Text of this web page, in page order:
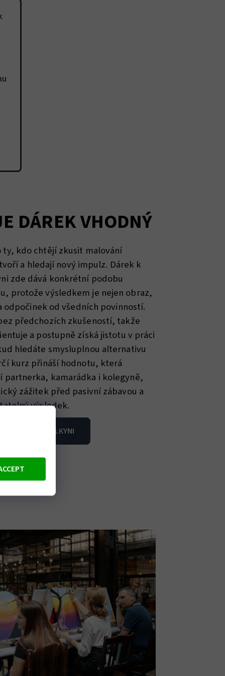
DÁREK VHODNÝ
kdo chtějí zkusit malování
a hledají nový impulz. Dárek k
zde dává konkrétní podobu
protože výsledkem je nejen obraz,
od všedních povinností.
předchozích zkušeností, takže
a postupně získá jistotu v práci
hledáte smysluplnou alternativu
kurz přináší hodnotu, která
partnerka, kamarádka i kolegyně,
zážitek před pasivní zábavou a
výsledek.
KURZ PŘÍTELKYNI